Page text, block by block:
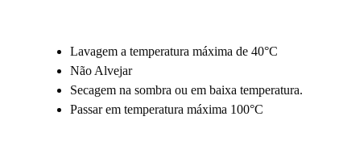
Lavagem a temperatura máxima de 40°C
Não Alvejar
Secagem na sombra ou em baixa temperatura.
Passar em temperatura máxima 100°C